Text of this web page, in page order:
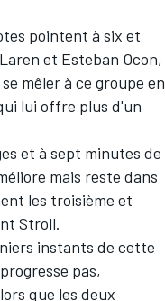
pointent à six et
et Esteban Ocon,
mêler à ce groupe en
lui offre plus d'un
et à sept minutes de
mais reste dans
les troisième et
Stroll.
instants de cette
pas,
que les deux